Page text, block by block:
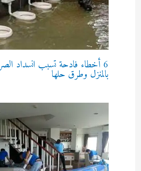
6 أخطاء فادحة تسبب انسداد
بالمنزل وطرق حلها